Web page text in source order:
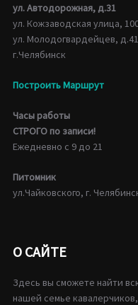
ул. Автодорожная, д.31
ул. Кожзаводская улица,
ул. Молодогвардейцев, д.41
г.Челябинск
Построить Маршрут
Часы работы
СТРОГО по записи!
Ежедневно с 9 до 21
Питомник
ул.Чайковского, г.
О САЙТЕ
Здесь вы сможете найти
нашей семье